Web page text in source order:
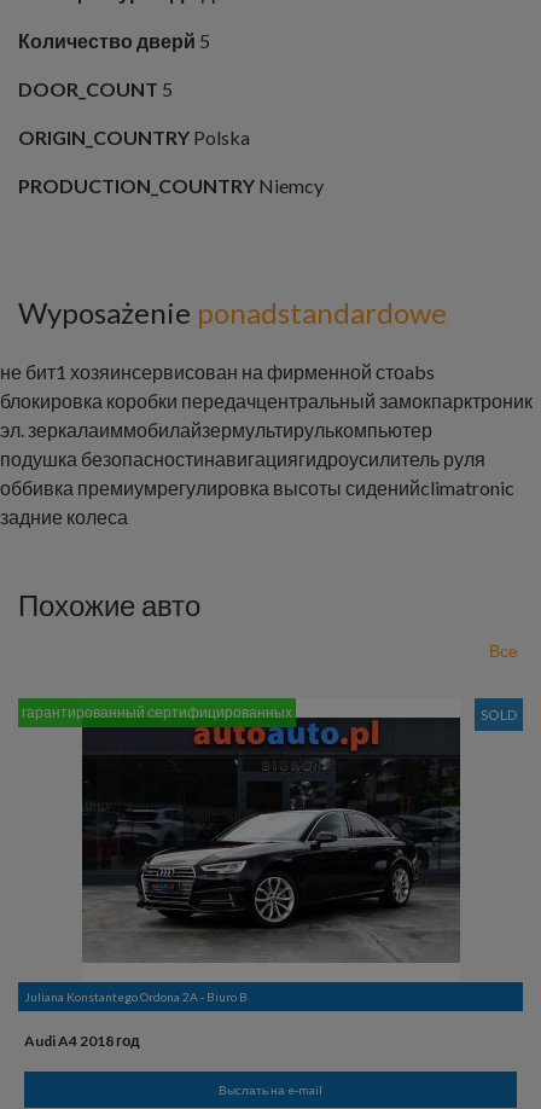
Количество дверй 5
DOOR_COUNT 5
ORIGIN_COUNTRY Polska
PRODUCTION_COUNTRY Niemcy
Wyposażenie ponadstandardowe
не бит1 хозяинсервисован на фирменной стоabs
блокировка коробки передачцентральный замокпарктроник
эл. зеркалаиммобилайзермультирулькомпьютер
подушка безопасностинавигациягидроусилитель руля
оббивка премиумрегулировка высоты сиденийclimatronic
задние колеса
Похожие авто
Все
SOLD
гарантированный сертифицированных
Juliana Konstantego Ordona 2A - Biuro B
Audi A4 2018 год
Выслать на e-mail